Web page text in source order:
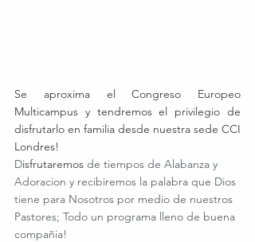
Se aproxima el Congreso Europeo
Multicampus y tendremos el privilegio de
disfrutarlo en familia desde nuestra sede CCI
Londres!
Disfrutaremos de tiempos de Alabanza y
Adoracion y recibiremos la palabra que Dios
tiene para Nosotros por medio de nuestros
Pastores; Todo un programa lleno de buena
compañia!